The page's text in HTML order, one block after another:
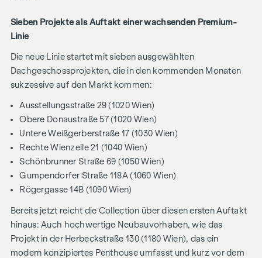
Sieben Projekte als Auftakt einer wachsenden Premium-
Linie
Die neue Linie startet mit sieben ausgewählten
Dachgeschossprojekten, die in den kommenden Monaten
sukzessive auf den Markt kommen:
Ausstellungsstraße 29 (1020 Wien)
Obere Donaustraße 57 (1020 Wien)
Untere Weißgerberstraße 17 (1030 Wien)
Rechte Wienzeile 21 (1040 Wien)
Schönbrunner Straße 69 (1050 Wien)
Gumpendorfer Straße 118A (1060 Wien)
Rögergasse 14B (1090 Wien)
Bereits jetzt reicht die Collection über diesen ersten Auftakt
hinaus: Auch hochwertige Neubauvorhaben, wie das
Projekt in der Herbeckstraße 130 (1180 Wien), das ein
modern konzipiertes Penthouse umfasst und kurz vor dem